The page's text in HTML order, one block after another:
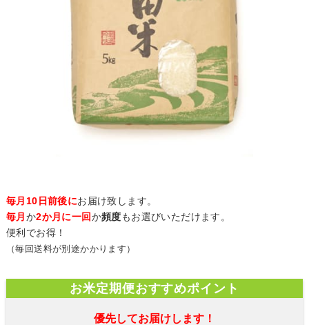
毎月10日前後にお届け致します。
毎月 か2か月に一回か頻度もお選びいただけます。
便利でお得！
（毎回送料が別途かかります）
お米定期便おすすめポイント
優先してお届けします！